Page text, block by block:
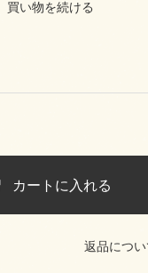
買い物を続ける
カートに入れる
返品につい